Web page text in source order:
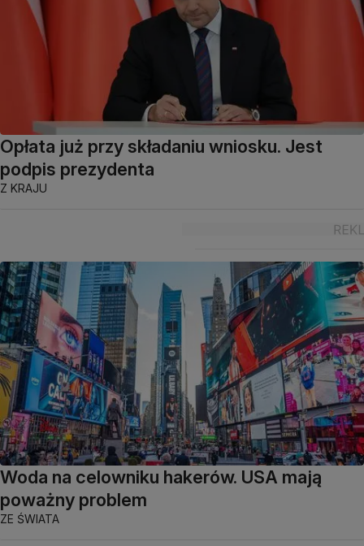
Opłata już przy składaniu wniosku. Jest
podpis prezydenta
Z KRAJU
Woda na celowniku hakerów. USA mają
poważny problem
ZE ŚWIATA